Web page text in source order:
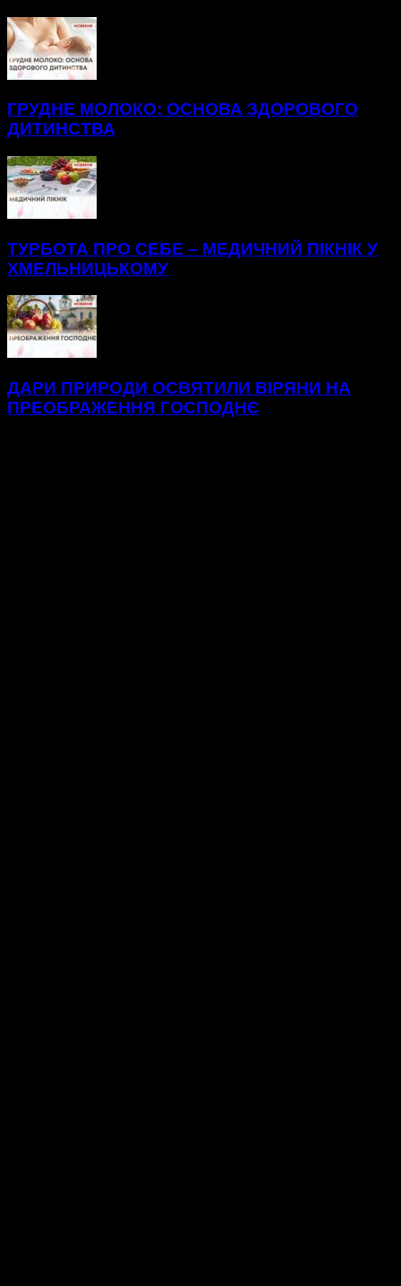
ГРУДНЕ МОЛОКО: ОСНОВА ЗДОРОВОГО
ДИТИНСТВА
ТУРБОТА ПРО СЕБЕ – МЕДИЧНИЙ ПІКНІК У
ХМЕЛЬНИЦЬКОМУ
ДАРИ ПРИРОДИ ОСВЯТИЛИ ВІРЯНИ НА
ПРЕОБРАЖЕННЯ ГОСПОДНЄ